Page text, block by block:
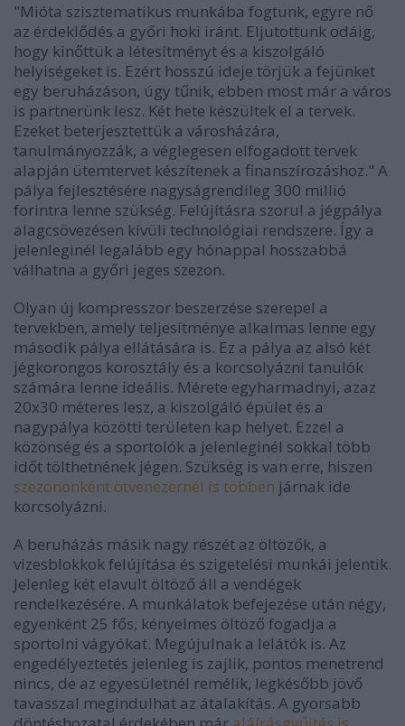
"Mióta szisztematikus munkába fogtunk, egyre nő
az érdeklődés a győri hoki iránt. Eljutottunk odáig,
hogy kinőttük a létesítményt és a kiszolgáló
helyiségeket is. Ezért hosszú ideje törjük a fejünket
egy beruházáson, úgy tűnik, ebben most már a város
is partnerünk lesz. Két hete készültek el a tervek.
Ezeket beterjesztettük a városházára,
tanulmányozzák, a véglegesen elfogadott tervek
alapján ütemtervet készítenek a finanszírozáshoz." A
pálya fejlesztésére nagyságrendileg 300 millió
forintra lenne szükség. Felújításra szorul a jégpálya
alagcsövezésen kívüli technológiai rendszere. Így a
jelenleginél legalább egy hónappal hosszabbá
válhatna a győri jeges szezon.
Olyan új kompresszor beszerzése szerepel a
tervekben, amely teljesítménye alkalmas lenne egy
második pálya ellátására is. Ez a pálya az alsó két
jégkorongos korosztály és a korcsolyázni tanulók
számára lenne ideális. Mérete egyharmadnyi, azaz
20x30 méteres lesz, a kiszolgáló épület és a
nagypálya közötti területen kap helyet. Ezzel a
közönség és a sportolók a jelenleginél sokkal több
időt tölthetnének jégen. Szükség is van erre, hiszen
szezononként ötvenezernél is többen járnak ide
korcsolyázni.
A beruházás másik nagy részét az öltözők, a
vizesblokkok felújítása és szigetelési munkái jelentik.
Jelenleg két elavult öltöző áll a vendégek
rendelkezésére. A munkálatok befejezése után négy,
egyenként 25 fős, kényelmes öltöző fogadja a
sportolni vágyókat. Megújulnak a lelátók is. Az
engedélyeztetés jelenleg is zajlik, pontos menetrend
nincs, de az egyesületnél remélik, legkésőbb jövő
tavasszal megindulhat az átalakítás. A gyorsabb